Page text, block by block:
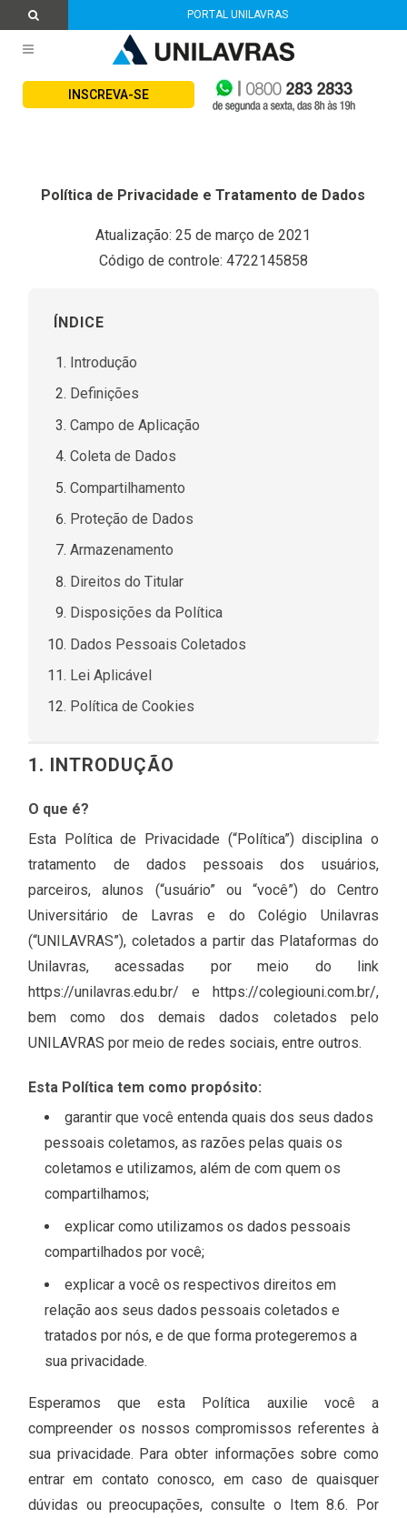
PORTAL UNILAVRAS
INSCREVA-SE
Política de Privacidade e Tratamento de Dados
Atualização: 25 de março de 2021
Código de controle: 4722145858
ÍNDICE
Introdução
Definições
Campo de Aplicação
Coleta de Dados
Compartilhamento
Proteção de Dados
Armazenamento
Direitos do Titular
Disposições da Política
Dados Pessoais Coletados
Lei Aplicável
Política de Cookies
1. INTRODUÇÃO
O que é?
Esta Política de Privacidade (“Política”) disciplina o
tratamento de dados pessoais dos usuários,
parceiros, alunos (“usuário” ou “você”) do Centro
Universitário de Lavras e do Colégio Unilavras
(“UNILAVRAS”), coletados a partir das Plataformas do
Unilavras, acessadas por meio do link
https://unilavras.edu.br/ e https://colegiouni.com.br/,
bem como dos demais dados coletados pelo
UNILAVRAS por meio de redes sociais, entre outros.
Esta Política tem como propósito:
garantir que você entenda quais dos seus dados
pessoais coletamos, as razões pelas quais os
coletamos e utilizamos, além de com quem os
compartilhamos;
explicar como utilizamos os dados pessoais
compartilhados por você;
explicar a você os respectivos direitos em
relação aos seus dados pessoais coletados e
tratados por nós, e de que forma protegeremos a
sua privacidade.
Esperamos que esta Política auxilie você a
compreender os nossos compromissos referentes à
sua privacidade. Para obter informações sobre como
entrar em contato conosco, em caso de quaisquer
dúvidas ou preocupações, consulte o Item 8.6. Por